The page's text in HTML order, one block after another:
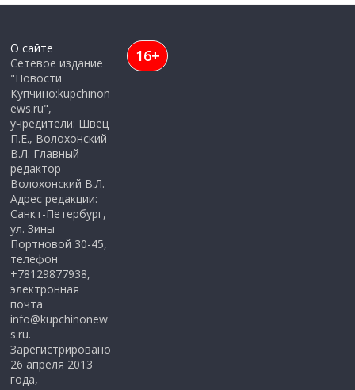
О сайте
Сетевое издание
"Новости
Купчино:kupchinon
ews.ru",
учредители: Швец
П.Е., Волохонский
В.Л. Главный
редактор -
Волохонский В.Л.
Адрес редакции:
Санкт-Петербург,
ул. Зины
Портновой 30-45,
телефон
+78129877938,
электронная
почта
info@kupchinonew
s.ru.
Зарегистрировано
26 апреля 2013
года,
16+